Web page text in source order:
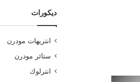
ديكورات
انتريهات مودرن
ستائر مودرن
انترلوك